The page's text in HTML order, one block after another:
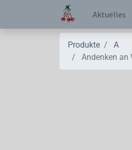
Aktuelles
Produkte
A
Andenken an